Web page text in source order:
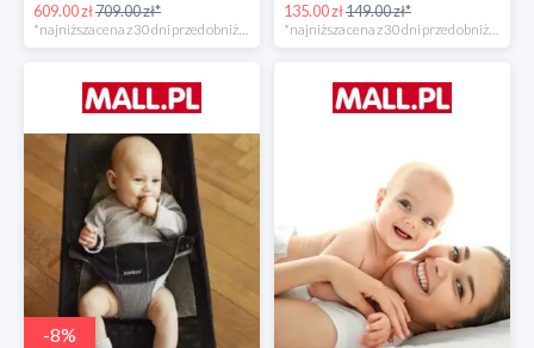
609.00 zł709.00 zł*
*najniższa cena z 30 dni przed obniżką
135.00 zł149.00 zł*
*najniższa cena z 30 dni przed obniżką
-8%